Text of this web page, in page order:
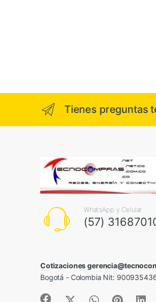
Tienes preguntas
WhatsApp y Celular
(57)
Cotizaciones
Bogotá - Colombia Nit: